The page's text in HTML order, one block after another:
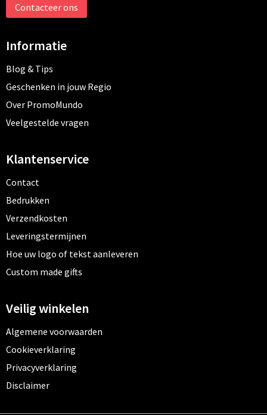
Contacteer ons
Informatie
Blog & Tips
Geschenken in jouw Regio
Over PromoMundo
Veelgestelde vragen
Klantenservice
Contact
Bedrukken
Verzendkosten
Leveringstermijnen
Hoe uw logo of tekst aanleveren
Custom made gifts
Veilig winkelen
Algemene voorwaarden
Cookieverklaring
Privacyverklaring
Disclaimer